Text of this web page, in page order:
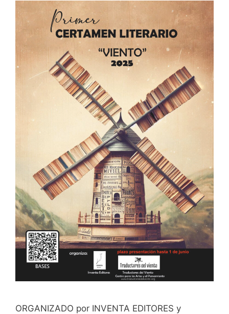
ORGANIZADO por INVENTA EDITORES y